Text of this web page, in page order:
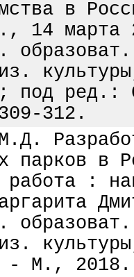
в
14
; под
312.
парков в
работа :
- М., 2018.